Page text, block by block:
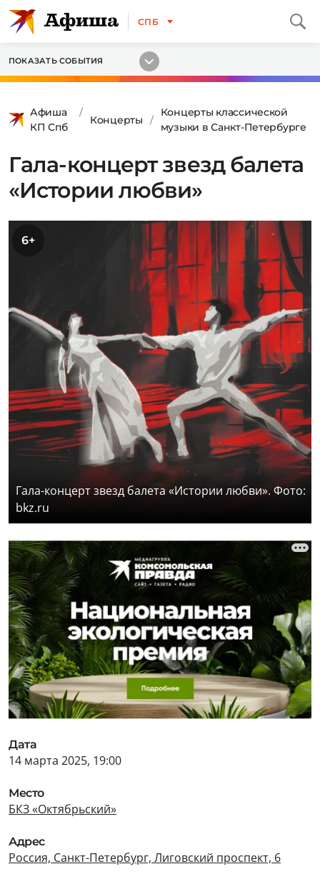
СПБ
ПОКАЗАТЬ СОБЫТИЯ
Афиша
КП Спб
Концерты
Концерты классической
музыки в Санкт-Петербурге
Гала-концерт звезд балета
«Истории любви»
6+
Гала-концерт звезд балета «Истории любви». Фото:
bkz.ru
Дата
14 марта 2025, 19:00
Место
БКЗ «Октябрьский»
Адрес
Россия, Санкт-Петербург, Лиговский проспект, 6